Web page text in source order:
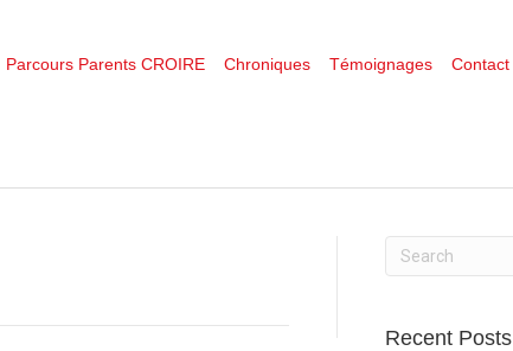
Parcours Parents CROIRE Chroniques Témoignages Contact
Recent Posts